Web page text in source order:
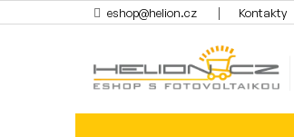
na
eshop@helion.cz Kontakty